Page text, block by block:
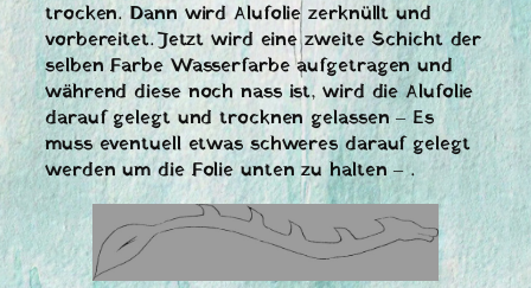
trocken. Dann wird Alufolie zerknüllt und
vorbereitet. Jetzt wird eine zweite Schicht der
selben Farbe Wasserfarbe aufgetragen und
während diese noch nass ist, wird die Alufolie
darauf gelegt und trocknen gelassen – Es
muss eventuell etwas schweres darauf gelegt
werden um die Folie unten zu halten – .